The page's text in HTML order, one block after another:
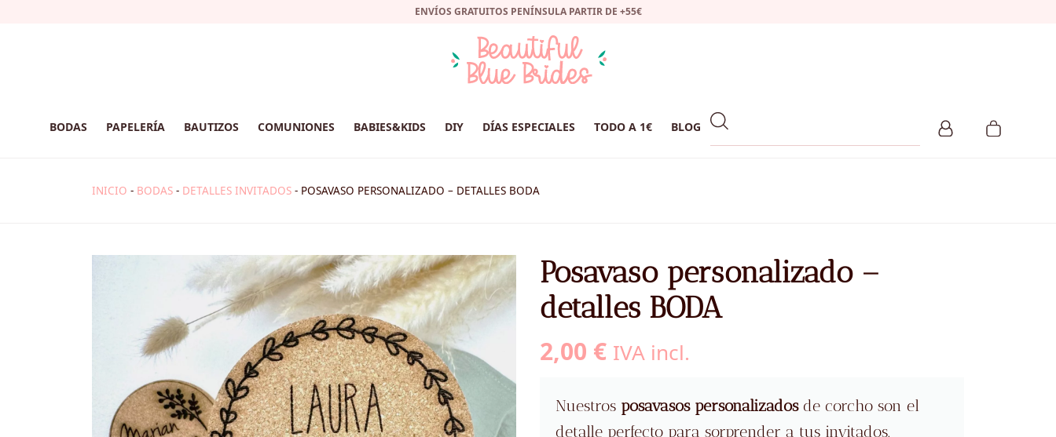
ENVÍOS GRATUITOS PENÍNSULA PARTIR DE +55€
BODAS PAPELERÍA BAUTIZOS COMUNIONES BABIES&KIDS DIY DÍAS ESPECIALES TODO A 1€ BLOG
INICIO - BODAS - DETALLES INVITADOS - POSAVASO PERSONALIZADO – DETALLES BODA
Posavaso personalizado –
detalles BODA
2,00 € IVA incl.
Nuestros posavasos personalizadosde corcho son el
detalle perfecto para sorprender a tus invitados.